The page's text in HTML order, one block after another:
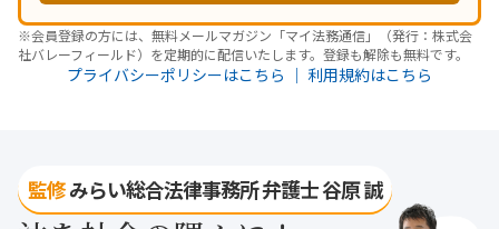
※会員登録の方には、無料メールマガジン「マイ法務通信」（発行：株式会
社バレーフィールド）を定期的に配信いたします。登録も解除も無料です。
プライバシーポリシーはこちら ｜ 利用規約はこちら
監修みらい総合法律事務所 弁護士 谷原 誠